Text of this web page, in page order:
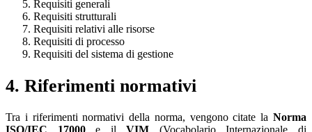
Requisiti generali
Requisiti strutturali
Requisiti relativi alle risorse
Requisiti di processo
Requisiti del sistema di gestione
4. Riferimenti normativi
Tra i riferimenti normativi della norma, vengono citate la Norma
ISO/IEC 17000e ilVIM (Vocabolario Internazionale di